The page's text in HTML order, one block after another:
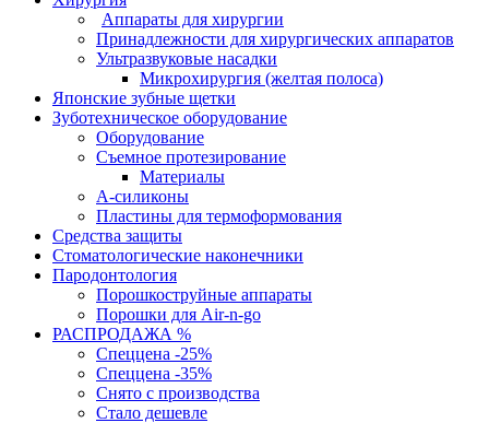
Аппараты для хирургии
Принадлежности для хирургических аппаратов
Ультразвуковые насадки
Микрохирургия (желтая полоса)
Японские зубные щетки
Зуботехническое оборудование
Оборудование
Съемное протезирование
Материалы
А-силиконы
Пластины для термоформования
Средства защиты
Стоматологические наконечники
Пародонтология
Порошкоструйные аппараты
Порошки для Air-n-go
РАСПРОДАЖА %
Спеццена -25%
Спеццена -35%
Снято с производства
Стало дешевле